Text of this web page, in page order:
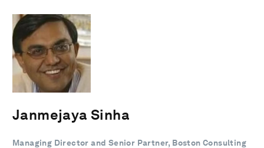
Janmejaya Sinha
Managing Director and Senior Partner, Boston Consulting